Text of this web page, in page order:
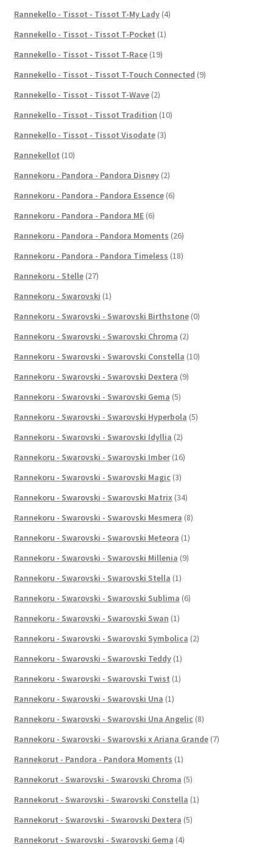
Rannekello - Tissot - Tissot T-My Lady (4)
Rannekello - Tissot - Tissot T-Pocket (1)
Rannekello - Tissot - Tissot T-Race (19)
Rannekello - Tissot - Tissot T-Touch Connected (9)
Rannekello - Tissot - Tissot T-Wave (2)
Rannekello - Tissot - Tissot Tradition (10)
Rannekello - Tissot - Tissot Visodate (3)
Rannekellot (10)
Rannekoru - Pandora - Pandora Disney (2)
Rannekoru - Pandora - Pandora Essence (6)
Rannekoru - Pandora - Pandora ME (6)
Rannekoru - Pandora - Pandora Moments (26)
Rannekoru - Pandora - Pandora Timeless (18)
Rannekoru - Stelle (27)
Rannekoru - Swarovski (1)
Rannekoru - Swarovski - Swarovski Birthstone (0)
Rannekoru - Swarovski - Swarovski Chroma (2)
Rannekoru - Swarovski - Swarovski Constella (10)
Rannekoru - Swarovski - Swarovski Dextera (9)
Rannekoru - Swarovski - Swarovski Gema (5)
Rannekoru - Swarovski - Swarovski Hyperbola (5)
Rannekoru - Swarovski - Swarovski Idyllia (2)
Rannekoru - Swarovski - Swarovski Imber (16)
Rannekoru - Swarovski - Swarovski Magic (3)
Rannekoru - Swarovski - Swarovski Matrix (34)
Rannekoru - Swarovski - Swarovski Mesmera (8)
Rannekoru - Swarovski - Swarovski Meteora (1)
Rannekoru - Swarovski - Swarovski Millenia (9)
Rannekoru - Swarovski - Swarovski Stella (1)
Rannekoru - Swarovski - Swarovski Sublima (6)
Rannekoru - Swarovski - Swarovski Swan (1)
Rannekoru - Swarovski - Swarovski Symbolica (2)
Rannekoru - Swarovski - Swarovski Teddy (1)
Rannekoru - Swarovski - Swarovski Twist (1)
Rannekoru - Swarovski - Swarovski Una (1)
Rannekoru - Swarovski - Swarovski Una Angelic (8)
Rannekoru - Swarovski - Swarovski x Ariana Grande (7)
Rannekorut - Pandora - Pandora Moments (1)
Rannekorut - Swarovski - Swarovski Chroma (5)
Rannekorut - Swarovski - Swarovski Constella (1)
Rannekorut - Swarovski - Swarovski Dextera (5)
Rannekorut - Swarovski - Swarovski Gema (4)